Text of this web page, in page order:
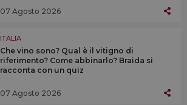
07 Agosto 2026
ITALIA
Che vino sono? Qual è il vitigno di
riferimento? Come abbinarlo? Braida si
racconta con un quiz
07 Agosto 2026